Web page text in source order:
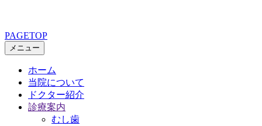
PAGETOP
メニュー
ホーム
当院について
ドクター紹介
診療案内
むし歯